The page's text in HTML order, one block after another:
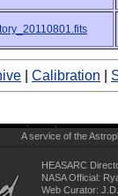
Calibration
A service of the
HEASARC
NASA Official:
Web Curator: